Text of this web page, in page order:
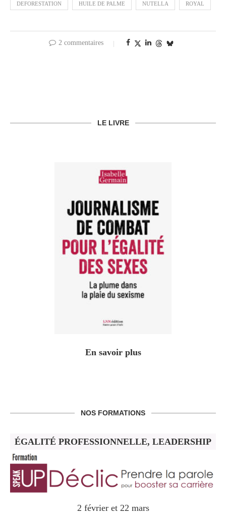
DEFORESTATION HUILE DE PALME NUTELLA ROYAL
2 commentaires
LE LIVRE
En savoir plus
NOS FORMATIONS
ÉGALITÉ PROFESSIONNELLE, LEADERSHIP
2 février et 22 mars